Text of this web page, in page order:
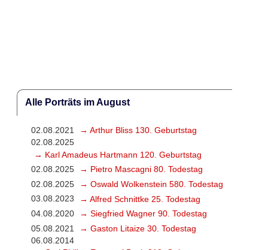
Alle Porträts im August
02.08.2021
→ Arthur Bliss 130. Geburtstag
02.08.2025
→ Karl Amadeus Hartmann 120. Geburtstag
02.08.2025
→ Pietro Mascagni 80. Todestag
02.08.2025
→ Oswald Wolkenstein 580. Todestag
03.08.2023
→ Alfred Schnittke 25. Todestag
04.08.2020
→ Siegfried Wagner 90. Todestag
05.08.2021
→ Gaston Litaize 30. Todestag
06.08.2014